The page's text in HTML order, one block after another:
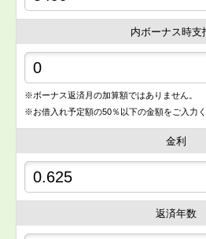
内ボーナス時支
※ボーナス返済月の加算額ではありません。
※お借入れ予定額の50％以下の金額をご入力く
金利
返済年数